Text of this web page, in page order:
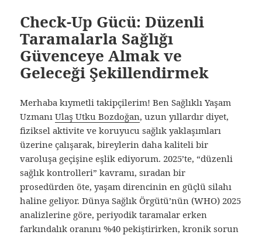
Check-Up Gücü: Düzenli
Taramalarla Sağlığı
Güvenceye Almak ve
Geleceği Şekillendirmek
Merhaba kıymetli takipçilerim! Ben Sağlıklı Yaşam
UzmanıUlaş Utku Bozdoğan, uzun yıllardır diyet,
fiziksel aktivite ve koruyucu sağlık yaklaşımları
üzerine çalışarak, bireylerin daha kaliteli bir
varoluşa geçişine eşlik ediyorum. 2025’te, “düzenli
sağlık kontrolleri” kavramı, sıradan bir
prosedürden öte, yaşam direncinin en güçlü silahı
haline geliyor. Dünya Sağlık Örgütü’nün (WHO) 2025
analizlerine göre, periyodik taramalar erken
farkındalık oranını %40 pekiştirirken, kronik sorun